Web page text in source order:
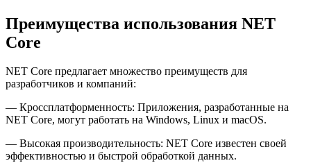
Преимущества использования NET
Core
NET Core предлагает множество преимуществ для
разработчиков и компаний:
— Кроссплатформенность: Приложения, разработанные на
NET Core, могут работать на Windows, Linux и macOS.
— Высокая производительность: NET Core известен своей
эффективностью и быстрой обработкой данных.